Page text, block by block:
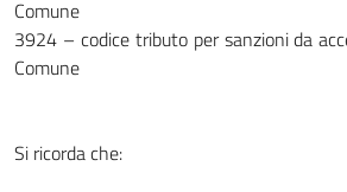
Comune
3924 – codice tributo per sanzioni da
Comune
Si ricorda che: